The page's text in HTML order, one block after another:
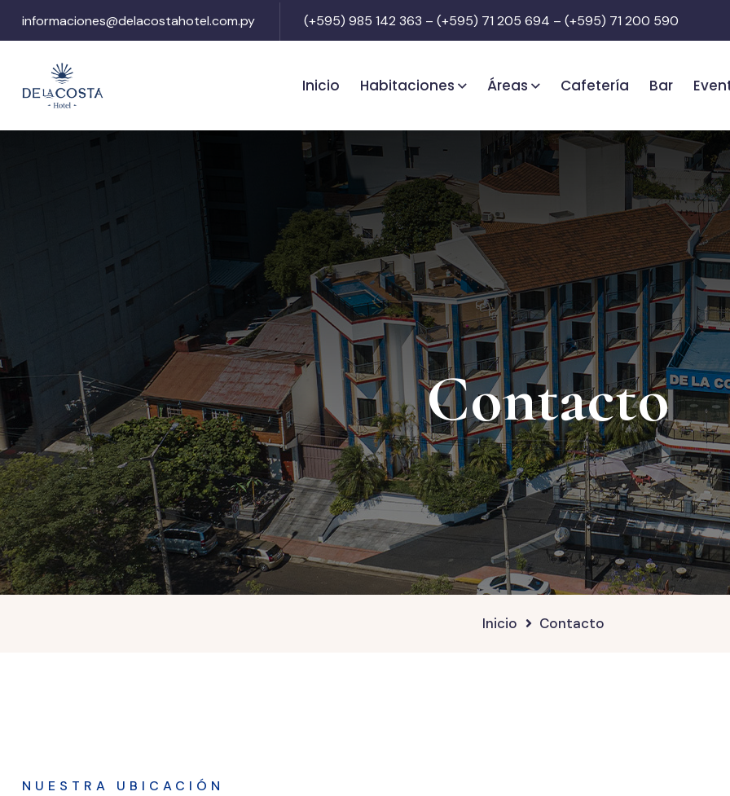
informaciones@delacostahotel.com.py (+595) 985 142 363 – (+595) 71 205 694 – (+595) 71 200 590
Inicio Habitaciones Áreas Cafetería Bar
Contacto
Inicio Contacto
NUESTRA UBICACIÓN